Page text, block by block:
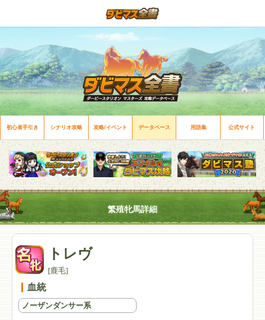
初心者手引き シナリオ攻略 攻略/イベント データベース 用語集 公式サイト
繁殖牝馬詳細
トレヴ
[鹿毛]
血統
ノーザンダンサー系